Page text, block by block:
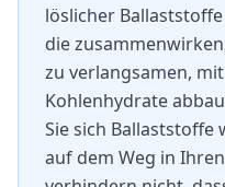
löslicher
die
zu verlangsamen,
Kohlenhydrate
Sie sich Ballaststoffe
auf dem Weg in